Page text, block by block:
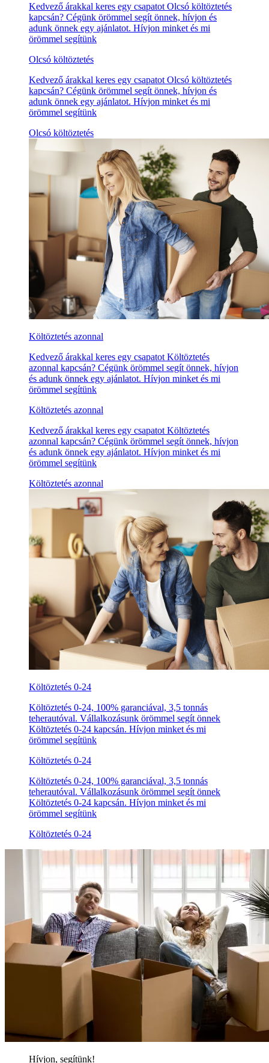
Kedvező árakkal keres egy csapatot Olcsó költöztetés
kapcsán? Cégünk örömmel segít önnek, hívjon és
adunk önnek egy ajánlatot. Hívjon minket és mi
örömmel segítünk
Olcsó költöztetés
Kedvező árakkal keres egy csapatot Olcsó költöztetés
kapcsán? Cégünk örömmel segít önnek, hívjon és
adunk önnek egy ajánlatot. Hívjon minket és mi
örömmel segítünk
Olcsó költöztetés
Költöztetés azonnal
Kedvező árakkal keres egy csapatot Költöztetés
azonnal kapcsán? Cégünk örömmel segít önnek, hívjon
és adunk önnek egy ajánlatot. Hívjon minket és mi
örömmel segítünk
Költöztetés azonnal
Kedvező árakkal keres egy csapatot Költöztetés
azonnal kapcsán? Cégünk örömmel segít önnek, hívjon
és adunk önnek egy ajánlatot. Hívjon minket és mi
örömmel segítünk
Költöztetés azonnal
Költöztetés 0-24
Költöztetés 0-24, 100% garanciával, 3,5 tonnás
teherautóval. Vállalkozásunk örömmel segít önnek
Költöztetés 0-24 kapcsán. Hívjon minket és mi
örömmel segítünk
Költöztetés 0-24
Költöztetés 0-24, 100% garanciával, 3,5 tonnás
teherautóval. Vállalkozásunk örömmel segít önnek
Költöztetés 0-24 kapcsán. Hívjon minket és mi
örömmel segítünk
Költöztetés 0-24
Hívjon, segítünk!